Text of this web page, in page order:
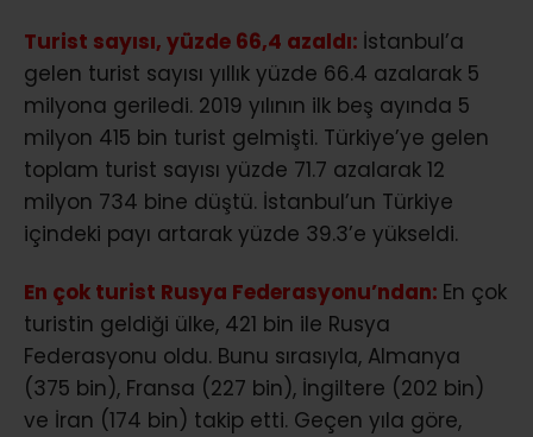
Turist sayısı, yüzde 66,4 azaldı: İstanbul’a
gelen turist sayısı yıllık yüzde 66.4 azalarak 5
milyona geriledi. 2019 yılının ilk beş ayında 5
milyon 415 bin turist gelmişti. Türkiye’ye gelen
toplam turist sayısı yüzde 71.7 azalarak 12
milyon 734 bine düştü. İstanbul’un Türkiye
içindeki payı artarak yüzde 39.3’e yükseldi.
En çok turist Rusya Federasyonu’ndan: En çok
turistin geldiği ülke, 421 bin ile Rusya
Federasyonu oldu. Bunu sırasıyla, Almanya
(375 bin), Fransa (227 bin), İngiltere (202 bin)
ve İran (174 bin) takip etti. Geçen yıla göre,